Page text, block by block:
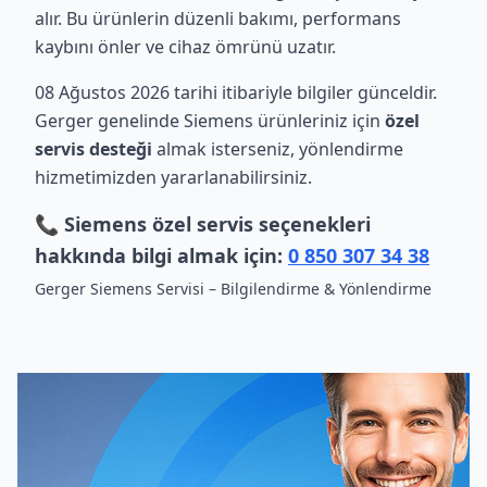
alır. Bu ürünlerin düzenli bakımı, performans
kaybını önler ve cihaz ömrünü uzatır.
08 Ağustos 2026 tarihi itibariyle bilgiler günceldir.
Gerger genelinde Siemens ürünleriniz için özel
servis desteği almak isterseniz, yönlendirme
hizmetimizden yararlanabilirsiniz.
📞 Siemens özel servis seçenekleri
hakkında bilgi almak için: 0 850 307 34 38
Gerger Siemens Servisi – Bilgilendirme & Yönlendirme